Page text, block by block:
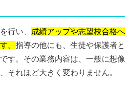
行い、
成績アップや志望校合格へ
。 指導の他にも、生徒や保護者と
す。その業務内容は、一般に想像
それほど大きく変わりません。